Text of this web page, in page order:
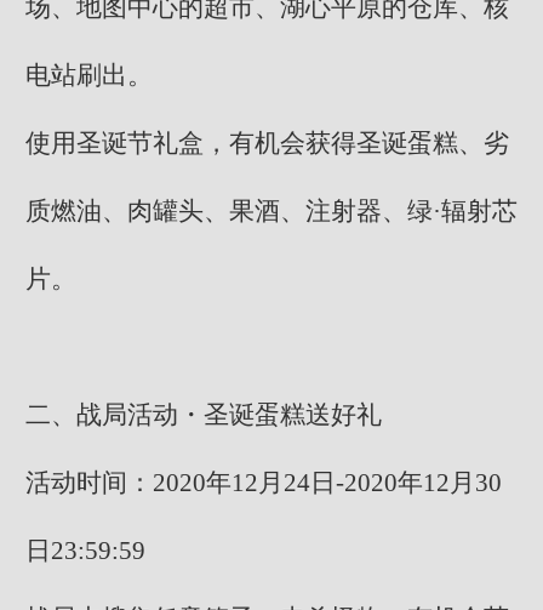
场、地图中心的超市、湖心平原的仓库、核
电站刷出。
使用圣诞节礼盒，有机会获得圣诞蛋糕、劣
质燃油、肉罐头、果酒、注射器、绿·辐射芯
片。
二、战局活动・圣诞蛋糕送好礼
活动时间：2020年12月24日-2020年12月30
日23:59:59